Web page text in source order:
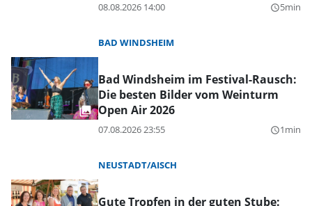
08.08.2026 14:00 query_builder5min
BAD WINDSHEIM
Bad Windsheim im Festival-Rausch:
Die besten Bilder vom Weinturm
Open Air 2026
07.08.2026 23:55 query_builder1min
NEUSTADT/AISCH
Gute Tropfen in der guten Stube: